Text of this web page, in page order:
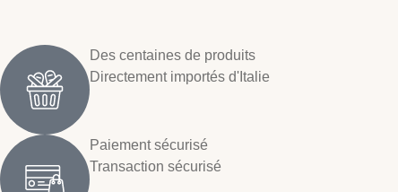
Des centaines de produits
Directement importés d'Italie
Paiement sécurisé
Transaction sécurisé